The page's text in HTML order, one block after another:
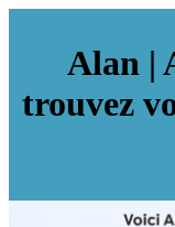
Alan |
trouvez